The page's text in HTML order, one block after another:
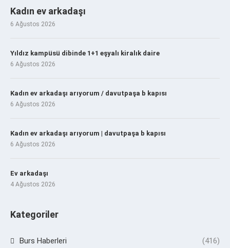
Kadın ev arkadaşı
6 Ağustos 2026
Yıldız kampüsü dibinde 1+1 eşyalı kiralık daire
6 Ağustos 2026
Kadın ev arkadaşı arıyorum / davutpaşa b kapısı
6 Ağustos 2026
Kadın ev arkadaşı arıyorum | davutpaşa b kapısı
6 Ağustos 2026
Ev arkadaşı
4 Ağustos 2026
Kategoriler
Burs Haberleri (416)